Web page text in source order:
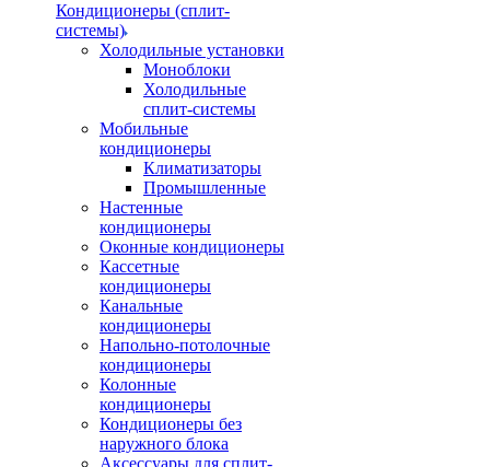
Кондиционеры (сплит-
системы)
Холодильные установки
Моноблоки
Холодильные
сплит-системы
Мобильные
кондиционеры
Климатизаторы
Промышленные
Настенные
кондиционеры
Оконные кондиционеры
Кассетные
кондиционеры
Канальные
кондиционеры
Напольно-потолочные
кондиционеры
Колонные
кондиционеры
Кондиционеры без
наружного блока
Аксессуары для сплит-